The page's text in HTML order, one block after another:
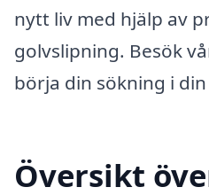
nytt liv med hjälp av
golvslipning. Besök
börja din sökning i
Översikt